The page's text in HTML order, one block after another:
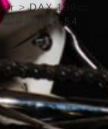
>DAX 190cc
54